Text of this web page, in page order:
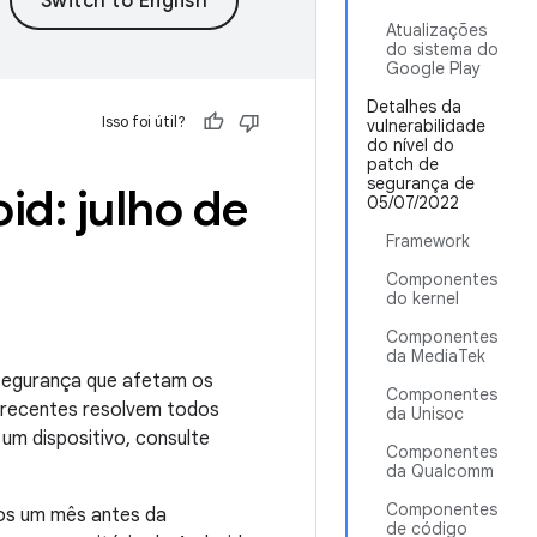
Atualizações
do sistema do
Google Play
Detalhes da
vulnerabilidade
do nível do
patch de
segurança de
05/07/2022
Framework
Componentes
do kernel
Componentes
da MediaTek
Componentes
da Unisoc
Componentes
da Qualcomm
Componentes
de código
Isso foi útil?
julho de
que afetam os
resolvem todos
dispositivo, consulte
um mês antes da